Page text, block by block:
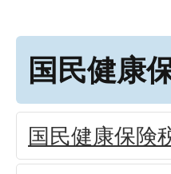
国民健康
国民健康保険